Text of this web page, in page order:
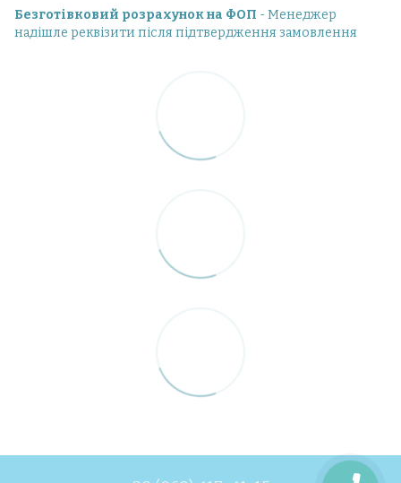
Безготівковий розрахунок на ФОП - Менеджер
надішле реквізити після підтвердження замовлення